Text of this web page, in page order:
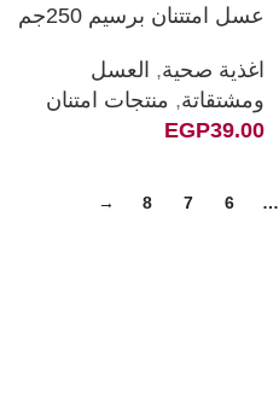
عسل امتتنان برسيم 250جم
اغذية صحية, العسل
ومشتقاتة, منتجات امتنان
EGP39.00
…
6
7
8
→